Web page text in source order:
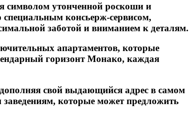
символом утонченной роскоши и
консьерж-сервисом,
заботой и вниманием к деталям.
апартаментов, которые
горизонт Монако, каждая
свой выдающийся адрес в самом
которые может предложить